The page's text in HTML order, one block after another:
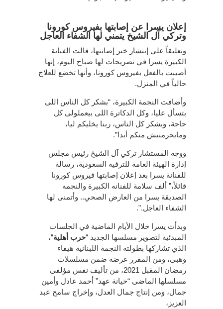
إعلان يسرا عن إصابتها بفيروس كورونا
وتركي آل الشيخ يتمني لها الشفاء العاجل
وتعليقاً علي إنتشار خبر إصابتها، قالت الفنانة
الكبيرة يسرا في تصريحات لها صباح اليوم، إنها
أصيبت بالفعل بفيروس كورونا، وأنها تخضع للعلاج
حالياً في المنزل.
وأضافت النجمة الكبيرة، “بشكر كل الناس اللى
بتسأل عليا، وكل الدكاترة اللى بيعملولى كل
حاجة، وبشكر كل الناس، ربنا يخليكم ليا،
ومايحرمنيش منكم أبدا”.
ووجه المستشار تركي آل الشيخ رئيس مجلس
إدارة الهيئة العامة للترفيه السعودية، رسالة
للفنانة يسرا بعد إعلان إصابتها فيروس كورونا
قائلاً،” ألف سلامة للفنانه الكبيرة والنجمه
الصديقة يسرا من العارض الصحي.. وأتمنى لها
الشفاء العاجل.”.
وبدأت يسرا خلال الأيام الماضية في الجلسات
المبدئية لتصوير مسلسها الجديد “حرب أهلية“،
الذي تشاركها بطولته النجمة اللبنانية هيفاء
وهبى، ومن المقرر عرضه ضمن مسلسلات
رمضان المقبل 2021، من تأليف نفس مؤلفى
مسلسلها الماضى “خيانة عهد” أحمد عادل وأمين
جمال، ومن إنتاج جمال العدل، وإخراج سامح عبد
العزيز،